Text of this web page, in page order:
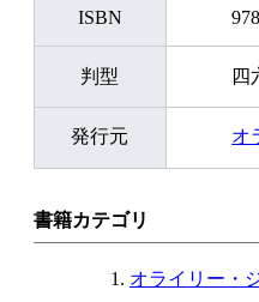
ISBN
判型 四
発行元 オ
書籍カテゴリ
オライリー・